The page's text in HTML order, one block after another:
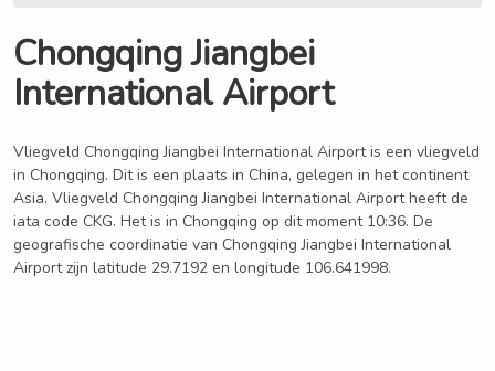
Chongqing Jiangbei
International Airport
Vliegveld Chongqing Jiangbei International Airport is een vliegveld
in Chongqing. Dit is een plaats in China, gelegen in het continent
Asia. Vliegveld Chongqing Jiangbei International Airport heeft de
iata code CKG. Het is in Chongqing op dit moment 10:36. De
geografische coordinatie van Chongqing Jiangbei International
Airport zijn latitude 29.7192 en longitude 106.641998.